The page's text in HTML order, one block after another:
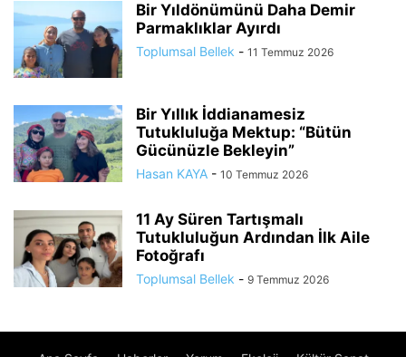
Bir Yıldönümünü Daha Demir
Parmaklıklar Ayırdı
Toplumsal Bellek - 11 Temmuz 2026
Bir Yıllık İddianamesiz
Tutukluluğa Mektup: “Bütün
Gücünüzle Bekleyin”
Hasan KAYA - 10 Temmuz 2026
11 Ay Süren Tartışmalı
Tutukluluğun Ardından İlk Aile
Fotoğrafı
Toplumsal Bellek - 9 Temmuz 2026